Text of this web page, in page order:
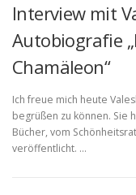
Interview mit
Autobiografie
Chamäleon“
Ich freue mich heute
begrüßen zu können. Sie
Bücher, vom
veröffentlicht. …